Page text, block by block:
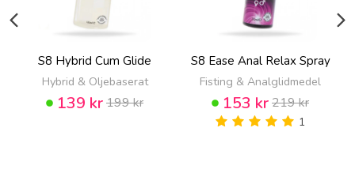
S8 Hybrid Cum Glide
Hybrid & Oljebaserat
139 kr199 kr
S8 Ease Anal Relax Spray
Fisting & Analglidmedel
153 kr219 kr
1